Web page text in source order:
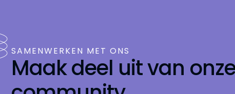
SAMENWERKEN MET ONS
Maak deel uit van